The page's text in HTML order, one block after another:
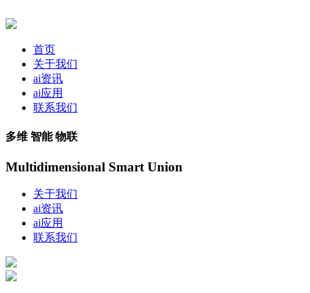
首页
关于我们
ai资讯
ai应用
联系我们
多维 智能 物联
Multidimensional Smart Union
关于我们
ai资讯
ai应用
联系我们